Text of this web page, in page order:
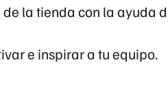
la tienda con la ayuda
e inspirar a tu equipo.